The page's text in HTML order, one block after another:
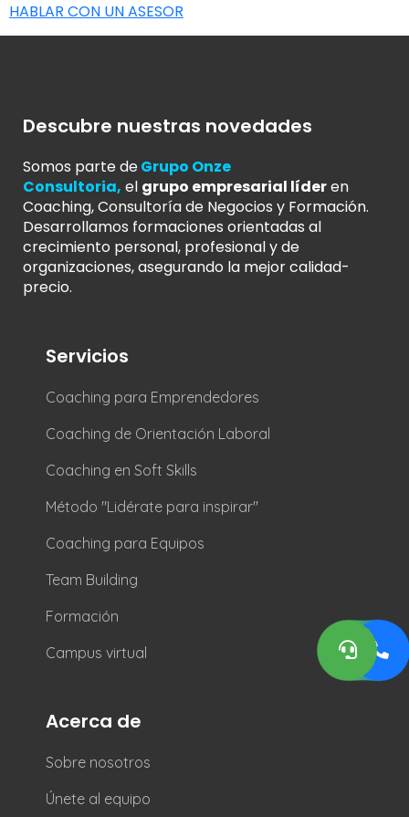
HABLAR CON UN ASESOR
Descubre nuestras novedades
Somos parte deGrupo Onze
Consultoria, el grupo empresarial líderen
Coaching, Consultoría de Negocios y Formación.
Desarrollamos formaciones orientadas al
crecimiento personal, profesional y de
organizaciones, asegurando la mejor calidad-
precio.
Servicios
Coaching para Emprendedores
Coaching de Orientación Laboral
Coaching en Soft Skills
Método "Lidérate para inspirar"
Coaching para Equipos
Team Building
Formación
Campus virtual
Acerca de
Sobre nosotros
Únete al equipo